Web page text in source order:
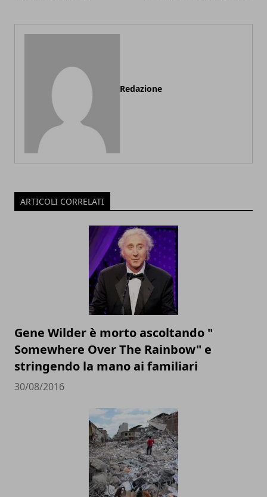
Redazione
ARTICOLI CORRELATI
Gene Wilder è morto ascoltando "
Somewhere Over The Rainbow" e
stringendo la mano ai familiari
30/08/2016